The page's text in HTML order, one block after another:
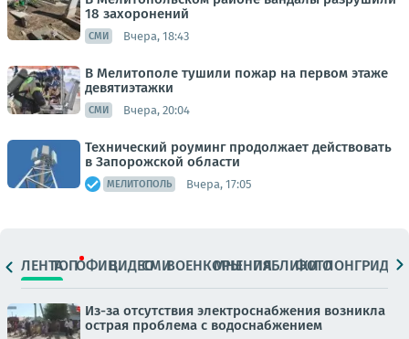
18 захоронений
СМИ Вчера, 18:43
В Мелитополе тушили пожар на первом этаже
девятиэтажки
СМИ Вчера, 20:04
Технический роуминг продолжает действовать
в Запорожской области
МЕЛИТОПОЛЬ Вчера, 17:05
ЛЕНТАТОПОФИЦ.ВИДЕОСМИВОЕНКОРЫМНЕНИЯПАБЛИКИ
ФОТОЛОНГРИДЫ
Из-за отсутствия электроснабжения возникла
острая проблема с водоснабжением